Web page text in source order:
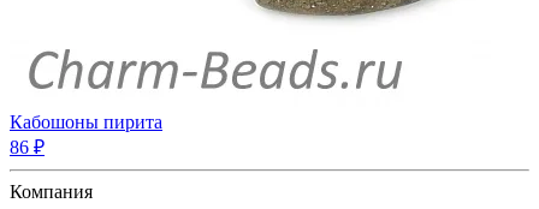
Кабошоны пирита
86 ₽
Компания